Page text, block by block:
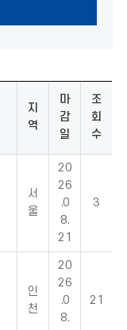
지
역
마
감
일
조
회
수
서
울
20
26
.0
8.
21
3
인
천
20
26
.0
8.
21